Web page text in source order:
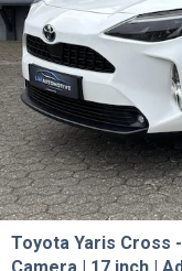
Toyota Yaris Cross